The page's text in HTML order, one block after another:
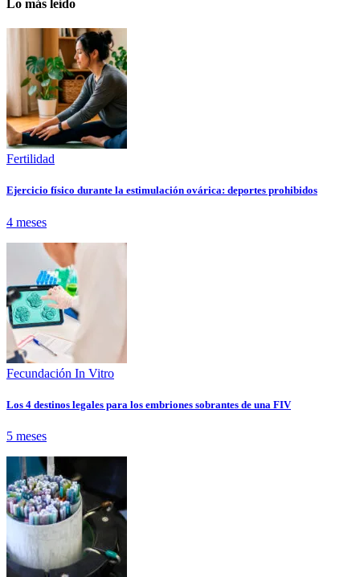
Lo más leído
Fertilidad
Ejercicio físico durante la estimulación ovárica: deportes prohibidos
4 meses
Fecundación In Vitro
Los 4 destinos legales para los embriones sobrantes de una FIV
5 meses